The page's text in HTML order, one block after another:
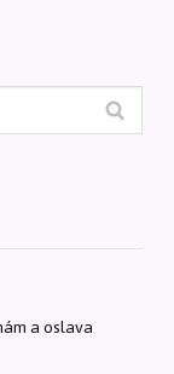
a oslava